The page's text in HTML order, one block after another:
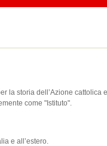
la storia dell’Azione cattolica
come "Istituto".
e all’estero.